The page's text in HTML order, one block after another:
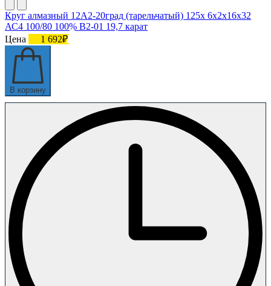
Круг алмазный 12А2-20град (тарельчатый) 125х 6х2х16х32
АС4 100/80 100% В2-01 19,7 карат
Цена
1 692₽
В корзину